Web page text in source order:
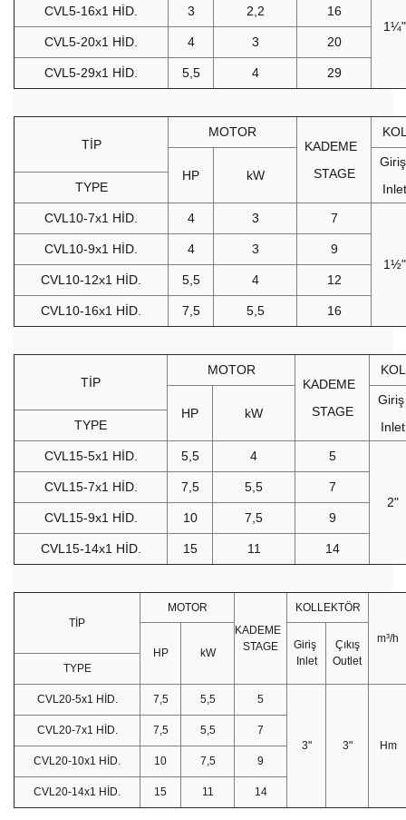
1¼"
CVL5-16x1 HİD. 3 2,2 16
CVL5-20x1 HİD. 4 3 20
CVL5-29x1 HİD. 5,5 4 29
TİP
MOTOR
KADEME
STAGE
HP kW
Inlet
TYPE
CVL10-7x1 HİD. 4 3 7
1½"
CVL10-9x1 HİD. 4 3 9
CVL10-12x1 HİD. 5,5 4 12
CVL10-16x1 HİD. 7,5 5,5 16
TİP
MOTOR
KADEME
STAGE
HP kW
Inlet
TYPE
CVL15-5x1 HİD. 5,5 4 5
2"
CVL15-7x1 HİD. 7,5 5,5 7
CVL15-9x1 HİD. 10 7,5 9
CVL15-14x1 HİD. 15 11 14
TİP
MOTOR
KADEME
STAGE
KOLLEKTÖR
m³/h
HP
kW
Giriş
Inlet
Çıkış
Outlet
TYPE
CVL20-5x1 HİD. 7,5 5,5 5
3" 3" Hm
CVL20-7x1 HİD. 7,5 5,5 7
CVL20-10x1 HİD. 10 7,5 9
CVL20-14x1 HİD. 15 11 14